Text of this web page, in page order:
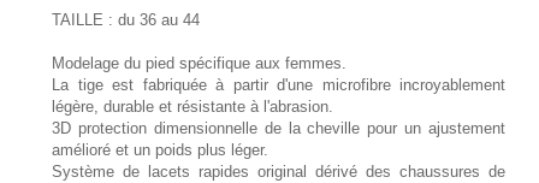
TAILLE : du 36 au 44
Modelage du pied spécifique aux femmes.
La tige est fabriquée à partir d'une microfibre incroyablement
légère, durable et résistante à l'abrasion.
3D protection dimensionnelle de la cheville pour un ajustement
amélioré et un poids plus léger.
Système de lacets rapides original dérivé des chaussures de